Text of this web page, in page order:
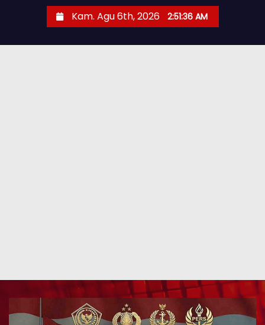
Kam. Agu 6th, 2026 2:51:37 AM